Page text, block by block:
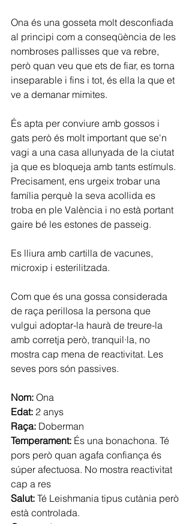
Ona és una gosseta molt desconfiada
al principi com a conseqüència de les
nombroses pallisses que va rebre,
però quan veu que ets de fiar, es torna
inseparable i fins i tot, és ella la que et
ve a demanar mimites.
És apta per conviure amb gossos i
gats però és molt important que se'n
vagi a una casa allunyada de la ciutat
ja que es bloqueja amb tants estímuls.
Precisament, ens urgeix trobar una
família perquè la seva acollida es
troba en ple València i no està portant
gaire bé les estones de passeig.
Es lliura amb cartilla de vacunes,
microxip i esterilitzada.
Com que és una gossa considerada
de raça perillosa la persona que
vulgui adoptar-la haurà de treure-la
amb corretja però, tranquil·la, no
mostra cap mena de reactivitat. Les
seves pors són passives.
Nom: Ona
Edat: 2 anys
Raça: Doberman
Temperament: És una bonachona. Té
pors però quan agafa confiança és
súper afectuosa. No mostra reactivitat
cap a res
Salut: Té Leishmania tipus cutània però
està controlada.